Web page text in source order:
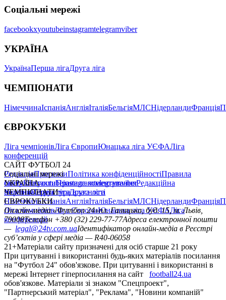
Соціальні мережі
facebookxyoutubeinstagramtelegramviber
УКРАЇНА
УкраїнаПерша лігаДруга ліга
ЧЕМПІОНАТИ
НімеччинаІспаніяАнгліяІталіяБельгіяМЛСНідерландиФранція
ЄВРОКУБКИ
Ліга чемпіонівЛіга ЄвропиЮнацька ліга УЄФАЛіга
конференцій
САЙТ ФУТБОЛ 24
РедакціяПрогнозиПолітика конфіденційностіПравила
сайтуКонтактиПравила коментуванняРедакційна
політикаСтруктура власності
Соціальні мережі
facebookxyoutubeinstagramtelegramviber
УКРАЇНА
УкраїнаПерша лігаДруга ліга
ЧЕМПІОНАТИ
НімеччинаІспаніяАнгліяІталіяБельгіяМЛСНідерландиФранція
ЄВРОКУБКИ
Ліга чемпіонівЛіга ЄвропиЮнацька ліга УЄФАЛіга
конференцій
Онлайн-медіа «Футбол 24»пл. Галицька, буд. 15, м. Львів,
79008Телефон +380 (32) 229-77-77Адреса електронної пошти
— legal@24tv.com.uaІдентифікатор онлайн-медіа в Реєстрі
суб’єктів у сфері медіа — R40-06058
21+Матеріали сайту призначені для осіб старше 21 року
При цитуванні і використанні будь-яких матеріалів посилання
на "Футбол 24" обов'язкове. При цитуванні і використанні в
мережі Інтернет гіперпосилання на сайт
football24.ua
обов'язкове. Матеріали зі знаком "Спецпроект",
"Партнерський матеріал", "Реклама", "Новини компаній"